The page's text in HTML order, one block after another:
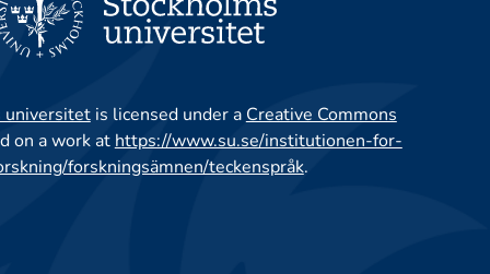
universitetis licensed under a Creative Commons
on a work at https://www.su.se/institutionen-for-
forskningsämnen/teckenspråk.